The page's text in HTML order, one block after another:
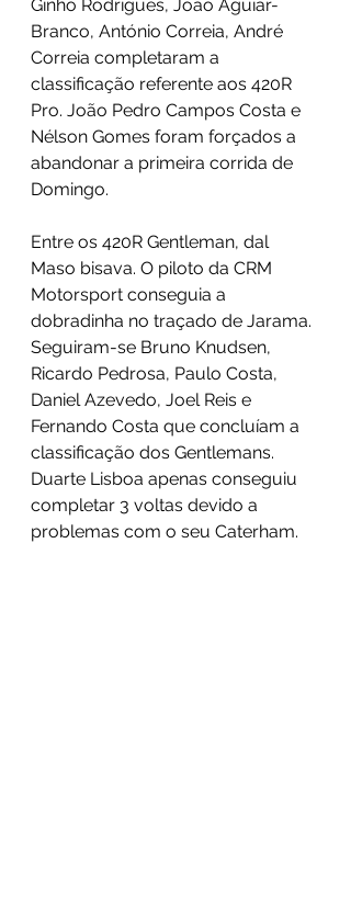
Ginho Rodrigues, João Aguiar-
Branco, António Correia, André
Correia completaram a
classificação referente aos 420R
Pro. João Pedro Campos Costa e
Nélson Gomes foram forçados a
abandonar a primeira corrida de
Domingo.
Entre os 420R Gentleman, dal
Maso bisava. O piloto da CRM
Motorsport conseguia a
dobradinha no traçado de Jarama.
Seguiram-se Bruno Knudsen,
Ricardo Pedrosa, Paulo Costa,
Daniel Azevedo, Joel Reis e
Fernando Costa que concluíam a
classificação dos Gentlemans.
Duarte Lisboa apenas conseguiu
completar 3 voltas devido a
problemas com o seu Caterham.